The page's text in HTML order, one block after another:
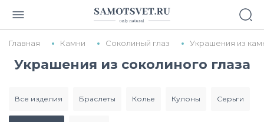
Главная Камни Соколиный глаз Украшения из
Украшения из соколиного глаза
все изделия браслеты колье кулоны серьги